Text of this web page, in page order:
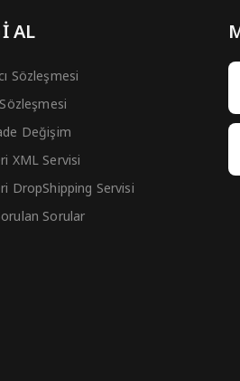
AL
Sözleşmesi
Değişim
XML Servisi
DropShipping Servisi
Sorular